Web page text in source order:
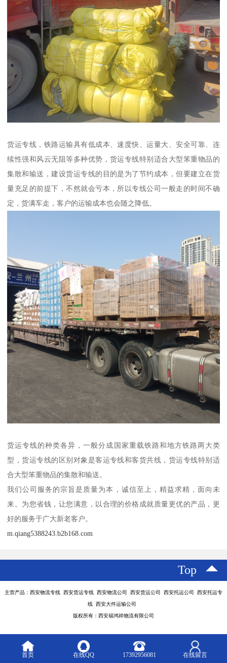
货运专线，铁路运输具有低成本、速度快、运量大、安全可靠、连
续性强和风云无阻等多种优势，货运专线特别适合大型笨重物品的
集散和输送，建设货运专线的目的是为了节约成本，但要建立在货
量充足的前提下，不然就会亏本，所以专线公司一般走的时间不确
定，货满车走，客户的运输成本也会随之降低。
货运专线的种类各异，一般分成国家重载铁路和地方铁路两大类
型，货运专线的区别对象是客运专线和客货共线，货运专线特别适
合大型笨重物品的集散和输送。
我们公司服务的宗旨是质量为本，诚信至上，精益求精，面向未
来。为您省钱，让您满意，以合理的价格成就质量更优的产品，更
好的服务于广大新老客户。
m.qiang5388243.b2b168.com
Top
主营产品：西安物流专线 西安货运专线 西安物流公司 西安货运公司 西安托运公司 西安托运专
线 西安大件运输公司
版权所有：西安福鸿祥物流有限公司
首页 在线QQ 17392956081 在线留言